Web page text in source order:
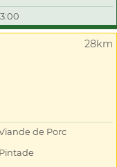
28km
de Porc
Pintade